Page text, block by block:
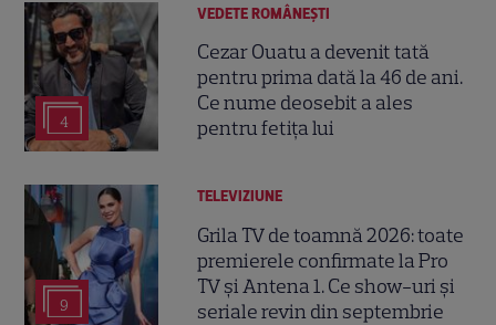
4
VEDETE ROMÂNEŞTI
Cezar Ouatu a devenit tată
pentru prima dată la 46 de ani.
Ce nume deosebit a ales
pentru fetița lui
9
TELEVIZIUNE
Grila TV de toamnă 2026: toate
premierele confirmate la Pro
TV și Antena 1. Ce show-uri și
seriale revin din septembrie